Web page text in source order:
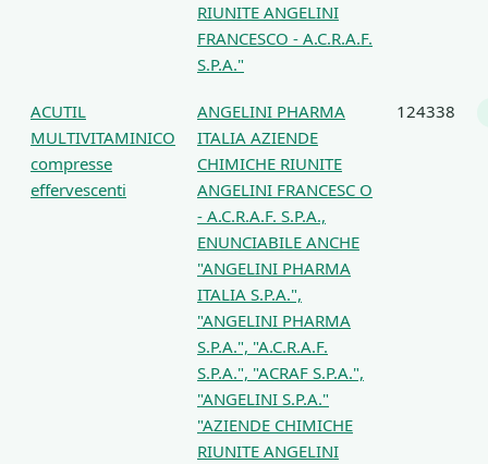
RIUNITE ANGELINI
FRANCESCO - A.C.R.A.F.
S.P.A."
ACUTIL
MULTIVITAMINICO
compresse
effervescenti
ANGELINI PHARMA
ITALIA AZIENDE
CHIMICHE RIUNITE
ANGELINI FRANCESC O
- A.C.R.A.F. S.P.A.,
ENUNCIABILE ANCHE
"ANGELINI PHARMA
ITALIA S.P.A.",
"ANGELINI PHARMA
S.P.A.", "A.C.R.A.F.
S.P.A.", "ACRAF S.P.A.",
"ANGELINI S.P.A."
"AZIENDE CHIMICHE
RIUNITE ANGELINI
124338